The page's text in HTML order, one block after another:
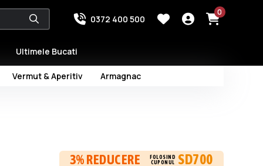
0372 400 500
0
Vermut & Aperitiv Armagnac
Ultimele Bucati
3% REDUCERE
FOLOSIND
CUPONUL
SD700